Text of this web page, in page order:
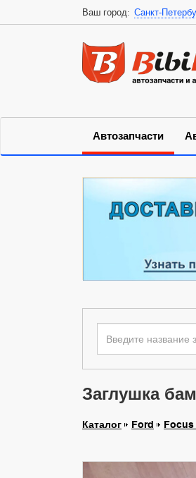
Ваш город: Санкт-
Автозапчасти
Заглушка
Каталог Ford Focus